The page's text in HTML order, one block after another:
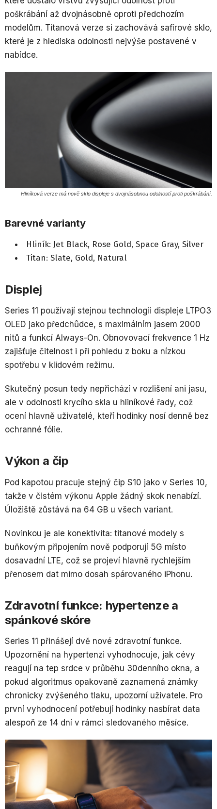
poškrábání až dvojnásobně oproti předchozím
modelům. Titanová verze si zachovává safírové sklo,
které je z hlediska odolnosti nejvýše postavené v
nabídce.
Hliníková verze má nově sklo displeje s dvojnásobnou odolností proti poškrábání.
Barevné varianty
Hliník: Jet Black, Rose Gold, Space Gray, Silver
Titan: Slate, Gold, Natural
Displej
Series 11 používají stejnou technologii displeje LTPO3
OLED jako předchůdce, s maximálním jasem 2000
nitů a funkcí Always-On. Obnovovací frekvence 1 Hz
zajišťuje čitelnost i při pohledu z boku a nízkou
spotřebu v klidovém režimu.
Skutečný posun tedy nepřichází v rozlišení ani jasu,
ale v odolnosti krycího skla u hliníkové řady, což
ocení hlavně uživatelé, kteří hodinky nosí denně bez
ochranné fólie.
Výkon a čip
Pod kapotou pracuje stejný čip S10 jako v Series 10,
takže v čistém výkonu Apple žádný skok nenabízí.
Úložiště zůstává na 64 GB u všech variant.
Novinkou je ale konektivita: titanové modely s
buňkovým připojením nově podporují 5G místo
dosavadní LTE, což se projeví hlavně rychlejším
přenosem dat mimo dosah spárovaného iPhonu.
Zdravotní funkce: hypertenze a
spánkové skóre
Series 11 přinášejí dvě nové zdravotní funkce.
Upozornění na hypertenzi vyhodnocuje, jak cévy
reagují na tep srdce v průběhu 30denního okna, a
pokud algoritmus opakovaně zaznamená známky
chronicky zvýšeného tlaku, upozorní uživatele. Pro
první vyhodnocení potřebují hodinky nasbírat data
alespoň ze 14 dní v rámci sledovaného měsíce.